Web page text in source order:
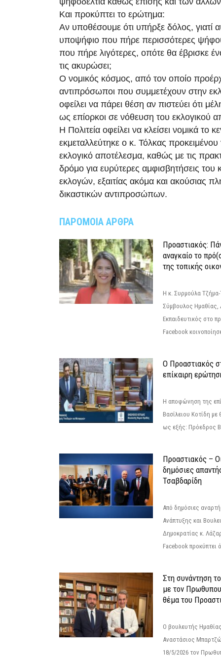
Και προκύπτει το ερώτημα:
Αν υποθέσουμε ότι υπήρξε δόλος, γιατί
υποψήφιο που πήρε περισσότερες
που πήρε λιγότερες, οπότε θα έβρισκε
τις ακυρώσει;
Ο νομικός κόσμος, από τον οποίο
αντιπρόσωποι που συμμετέχουν στην
οφείλει να πάρει θέση αν πιστεύει ότι
ως επίορκοι σε νόθευση του εκλογικού
Η Πολιτεία οφείλει να κλείσει νομικά το
εκμεταλλεύτηκε ο κ. Τόλκας προκειμένου
εκλογικό αποτέλεσμα, καθώς με τις
δρόμο για ευρύτερες αμφισβητήσεις του
εκλογών, εξαιτίας ακόμα και ακούσιας
δικαστικών αντιπροσώπων.
ΠΑΡΟΜΟΙΑ ΑΡΘΡΑ
Προαστιακός:
αναγκαίο το
της τοπικής
Η κ. Συρμούλα
Σύμβουλος Ημαθίας,
Εκπαιδευτικός στο
Facebook
Ο Προαστιακός
επίκαιρη
Η αποφώνηση της
Βασίλειου Κοτίδη με
ως εξής: Πρόεδρος
Προαστιακός –
δημόσιες
Τσαβδαρίδη
Από δημόσιες
Ανάπτυξης και
Δημοκρατίας κ.
Facebook προκύπτει
Στη συνάντηση
με τον
θέμα του
Ο βουλευτής
Αναστάσιος
18/5/2026 τον